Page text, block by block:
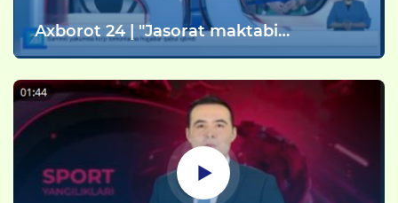
Ахborot 24 | "Jasorat maktabi
gvardiyachilari" harbiy sport musobaqasi